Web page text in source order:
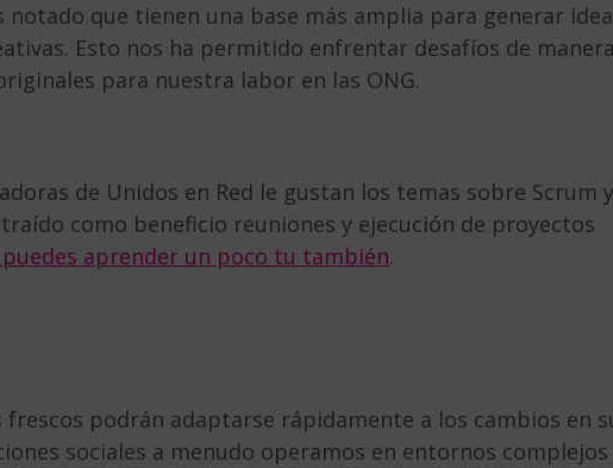
que tienen una base más amplia para generar
Esto nos ha permitido enfrentar desafíos de
para nuestra labor en las ONG.
de Unidos en Red le gustan los temas sobre Scrum y
como beneficio reuniones y ejecución de proyectos
aprender un poco tu también.
podrán adaptarse rápidamente a los cambios en
sociales a menudo operamos en entornos complejos